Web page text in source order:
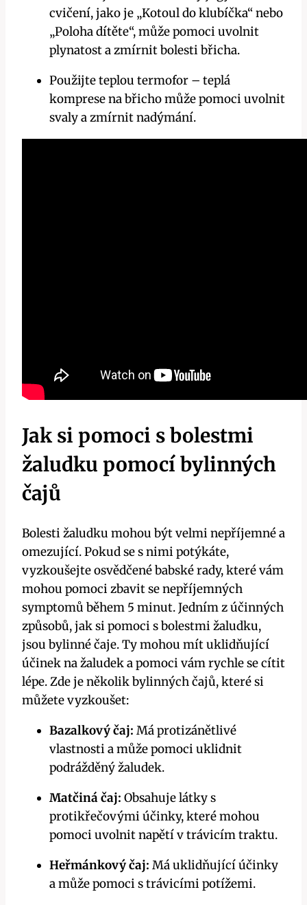
cvičení, jako je „Kotoul do klubíčka“ nebo
„Poloha dítěte“, může pomoci uvolnit
plynatost a zmírnit bolesti břicha.
Použijte teplou termofor – teplá
komprese na břicho může pomoci⁤ uvolnit
svaly a zmírnit nadýmání.
Jak si pomoci s bolestmi
žaludku pomocí bylinných
čajů
Bolesti žaludku mohou být velmi nepříjemné a
omezující. Pokud se s nimi potýkáte,⁣
vyzkoušejte ⁣osvědčené babské ‍rady, ‌které vám
mohou pomoci ⁢zbavit se nepříjemných
symptomů během 5 minut. Jedním z účinných
způsobů, jak si pomoci s bolestmi žaludku,
jsou bylinné čaje. Ty mohou⁢ mít ⁤uklidňující
účinek na žaludek ‍a⁣ pomoci vám rychle se cítit
lépe. Zde je několik bylinných čajů, které si
můžete vyzkoušet:
Bazalkový čaj: Má protizánětlivé
vlastnosti a může pomoci uklidnit
podrážděný žaludek.
Matčiná čaj: Obsahuje látky s
protikřečovými‍ účinky, které ⁤mohou
pomoci uvolnit ⁤napětí v trávicím traktu.
Heřmánkový čaj: ‌Má uklidňující účinky
a může pomoci s trávicími potížemi.